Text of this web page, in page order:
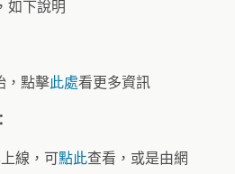
如下說明
，點擊此處看更多資訊
線，可點此查看，或是由網